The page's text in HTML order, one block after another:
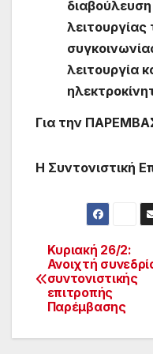
λειτουργίας
λειτουργία
Για την
Η Συντονιστική
Πλοήγηση
άρθρων
Κυριακή 26/2:
Ανοιχτή
συντονιστικής
επιτροπής
Παρέμβασης